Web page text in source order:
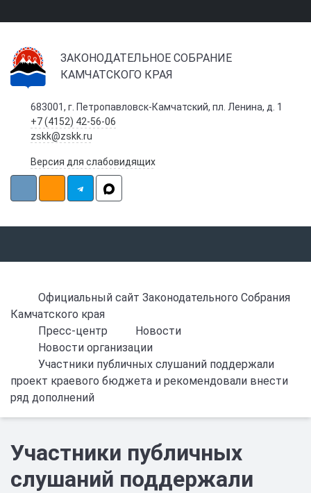
ЗАКОНОДАТЕЛЬНОЕ СОБРАНИЕ
КАМЧАТСКОГО КРАЯ
683001, г. Петропавловск-Камчатский, пл. Ленина, д. 1
+7 (4152) 42-56-06
zskk@zskk.ru
Версия для слабовидящих
Официальный сайт Законодательного Собрания
Камчатского края
Пресс-центр
Новости
Новости организации
Участники публичных слушаний поддержали
проект краевого бюджета и рекомендовали внести
ряд дополнений
Участники публичных
слушаний поддержали